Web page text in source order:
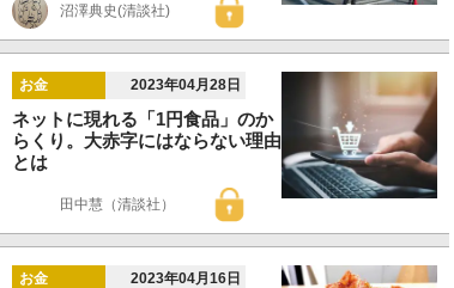
沼澤典史(清談社)
お金 2023年04月28日
ネットに現れる「1円食品」のか
らくり。大赤字にはならない理由
とは
田中慧（清談社）
お金 2023年04月16日